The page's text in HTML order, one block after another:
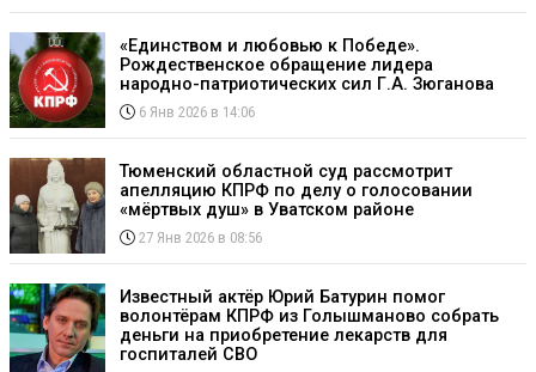
«Единством и любовью к Победе».
Рождественское обращение лидера
народно-патриотических сил Г.А. Зюганова
6 Янв 2026 в 14:06
Тюменский областной суд рассмотрит
апелляцию КПРФ по делу о голосовании
«мёртвых душ» в Уватском районе
27 Янв 2026 в 08:56
Известный актёр Юрий Батурин помог
волонтёрам КПРФ из Голышманово собрать
деньги на приобретение лекарств для
госпиталей СВО